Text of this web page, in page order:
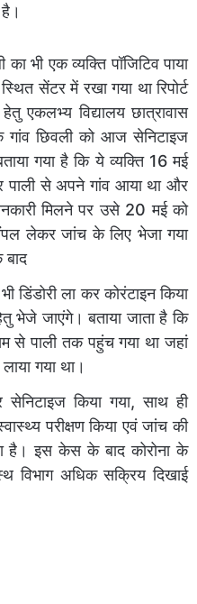
भी एक व्यक्ति पॉजिटिव पाया
सेंटर में रखा गया था रिपोर्ट
एकलभ्य विद्यालय छात्रावास
गांव छिवली को आज सेनिटाइज
गया है कि ये व्यक्ति 16 मई
पाली से अपने गांव आया था और
मिलने पर उसे 20 मई को
लेकर जांच के लिए भेजा गया
बाद
डिंडोरी ला कर कोरंटाइन किया
जाएंगे। बताया जाता है कि
से पाली तक पहुंच गया था जहां
गया था।
किया गया, साथ ही
परीक्षण किया एवं जांच की
है। इस केस के बाद कोरोना के
विभाग अधिक सक्रिय दिखाई